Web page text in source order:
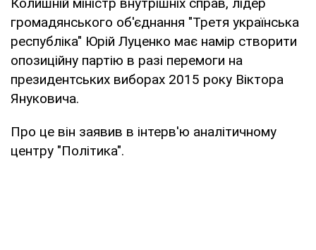
громадянського об'єднання "Третя українська
республіка" Юрій Луценко має намір створити
опозиційну партію в разі перемоги на
президентських виборах 2015 року Віктора
Януковича.
Про це він заявив в інтерв'ю аналітичному
центру "Політика".